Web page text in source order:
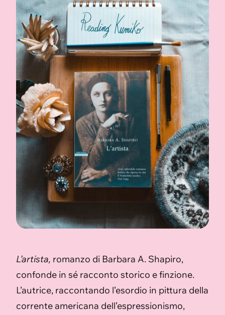
L’artista, romanzo di Barbara A. Shapiro,
confonde in sé racconto storico e finzione.
L’autrice, raccontando l’esordio in pittura della
corrente americana dell’espressionismo,